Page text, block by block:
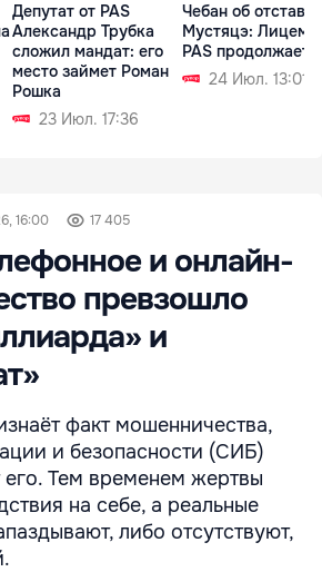
Депутат от PAS
Александр Трубка
сложил мандат: его
место займет Роман
Рошка
23 Июл. 17:36
Чебан об отставке
Мустяцэ:
PAS
24 Июл. 13:01
16:00 17 405
и онлайн-
превзошло
и
факт мошенничества,
и безопасности (СИБ)
Тем временем жертвы
на себе, а реальные
либо отсутствуют,